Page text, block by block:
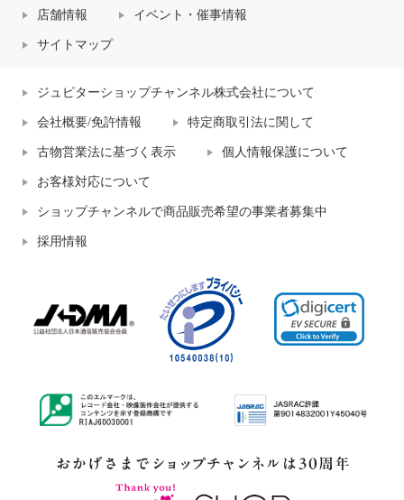
店舗情報 イベント・催事情報
サイトマップ
ジュピターショップチャンネル株式会社について
会社概要/免許情報 特定商取引法に関して
古物営業法に基づく表示 個人情報保護について
お客様対応について
ショップチャンネルで商品販売希望の事業者募集中
採用情報